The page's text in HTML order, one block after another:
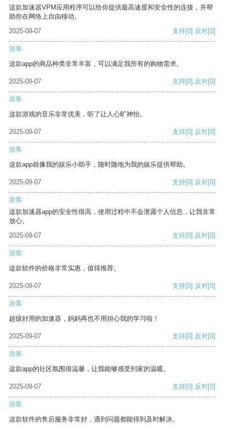
这款加速器VPM应用程序可以给你提供最高速度和安全性的连接，并帮
助你在网络上自由移动。
2025-09-07
支持[0] 反对[0]
游客
这款app的商品种类非常丰富，可以满足我所有的购物需求。
2025-09-07 支持[0] 反对[0]
游客
这款游戏的音乐非常优美，听了让人心旷神怡。
2025-09-07 支持[0] 反对[0]
游客
这款app就像我的娱乐小助手，随时随地为我的娱乐提供帮助。
2025-09-07 支持[0] 反对[0]
游客
这款加速器app的安全性很高，使用过程中不会泄露个人信息，让我非常
放心。
2025-09-07
支持[0] 反对[0]
游客
这款软件的价格非常实惠，值得推荐。
2025-09-07 支持[0] 反对[0]
游客
超级好用的加速器，妈妈再也不用担心我的学习啦！
2025-09-07 支持[0] 反对[0]
游客
这款app的社区氛围很温馨，让我能够感受到家的温暖。
2025-09-07 支持[0] 反对[0]
游客
这款软件的售后服务非常好，遇到问题都能得到及时解决。